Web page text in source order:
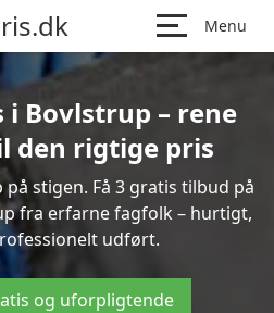
Menu
i Bovlstrup – rene
den rigtige pris
stigen. Få 3 gratis tilbud på
fra erfarne fagfolk – hurtigt,
udført.
og uforpligtende